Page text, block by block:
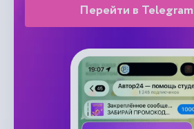
Перейти в